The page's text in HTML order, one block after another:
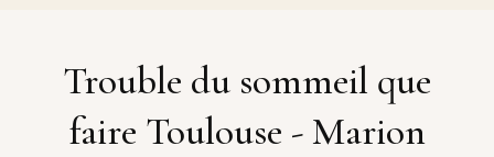
Trouble du sommeil que
faire Toulouse - Marion